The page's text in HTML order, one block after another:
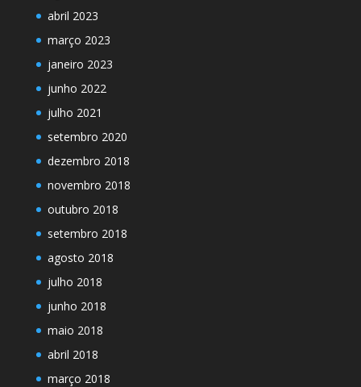
abril 2023
março 2023
janeiro 2023
junho 2022
julho 2021
setembro 2020
dezembro 2018
novembro 2018
outubro 2018
setembro 2018
agosto 2018
julho 2018
junho 2018
maio 2018
abril 2018
março 2018